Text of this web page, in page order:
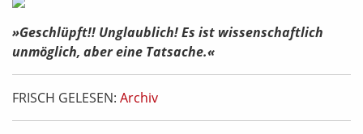
»Geschlüpft!! Unglaublich! Es ist wissenschaftlich
unmöglich, aber eine Tatsache.«
FRISCH GELESEN: Archiv